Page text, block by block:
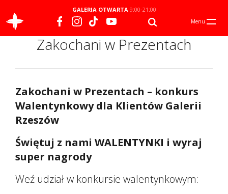
GALERIA OTWARTA9:00-21:00
Menu
Zakochani w Prezentach
Zakochani w Prezentach – konkurs
Walentynkowy dla Klientów Galerii
Rzeszów
Świętuj z nami WALENTYNKI i wyraj
super nagrody
Weź udział w konkursie walentynkowym: